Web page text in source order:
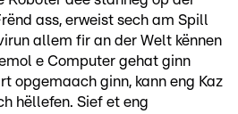
ass, erweist sech am Spill
allem fir an der Welt kënnen
e Computer gehat ginn
opgemaach ginn, kann eng Kaz
hëllefen. Sief et eng